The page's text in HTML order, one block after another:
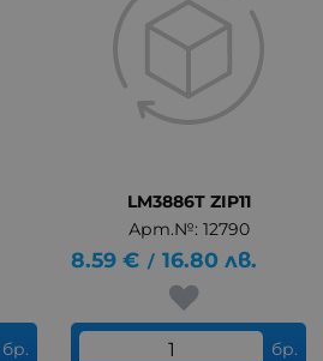
бр.
LM3886T ZIP11
Арт.№: 12790
8.59 € / 16.80 лв.
бр.